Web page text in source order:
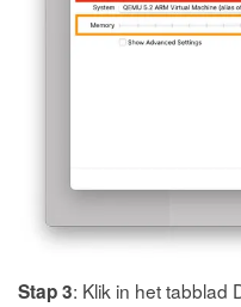
Stap 3: Klik in het tabblad